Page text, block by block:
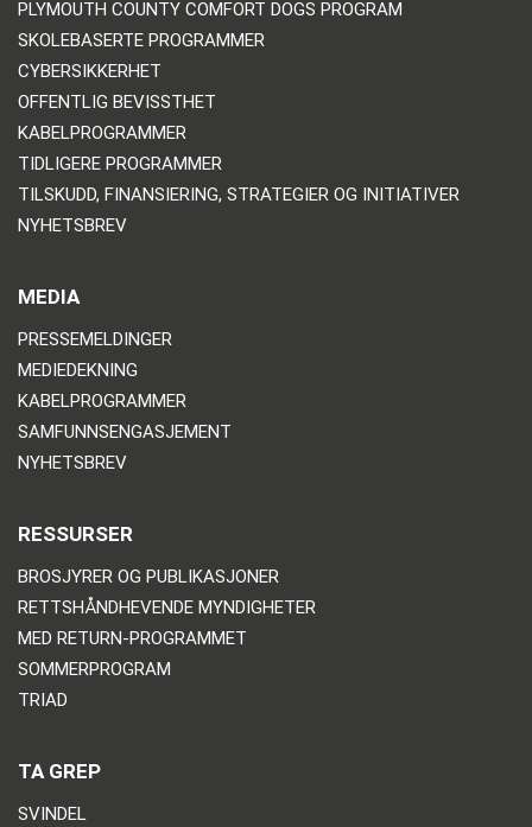
PLYMOUTH COUNTY COMFORT DOGS PROGRAM
SKOLEBASERTE PROGRAMMER
CYBERSIKKERHET
OFFENTLIG BEVISSTHET
KABELPROGRAMMER
TIDLIGERE PROGRAMMER
TILSKUDD, FINANSIERING, STRATEGIER OG INITIATIVER
NYHETSBREV
MEDIA
PRESSEMELDINGER
MEDIEDEKNING
KABELPROGRAMMER
SAMFUNNSENGASJEMENT
NYHETSBREV
RESSURSER
BROSJYRER OG PUBLIKASJONER
RETTSHÅNDHEVENDE MYNDIGHETER
MED RETURN-PROGRAMMET
SOMMERPROGRAM
TRIAD
TA GREP
SVINDEL